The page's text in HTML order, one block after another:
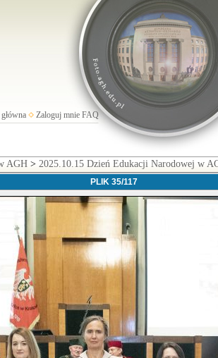
Zaloguj mnie FAQ
AGH> 2025.10.15 Dzień Edukacji Narodowej w
PLIK 35/117